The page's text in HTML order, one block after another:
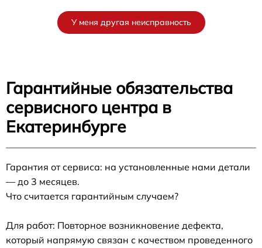
У меня другая неисправность
Гарантийные обязательства
сервисного центра в
Екатеринбурге
Гарантия от сервиса: на установленные нами детали
— до 3 месяцев.
Что считается гарантийным случаем?
Для работ: Повторное возникновение дефекта,
который напрямую связан с качеством проведенного